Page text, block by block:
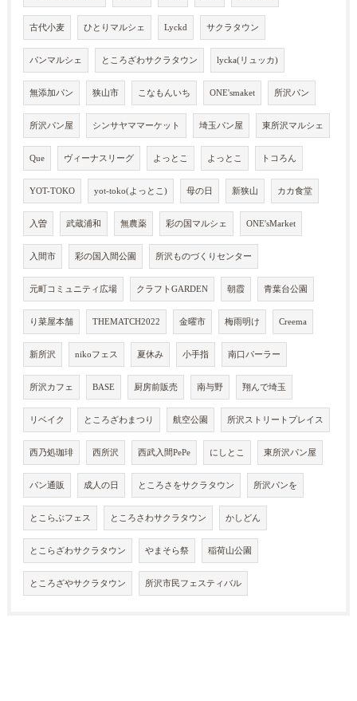
古代小麦 ひとりマルシェ Lyckd サクラタウン
パンマルシェ ところざわサクラタウン lycka(リュッカ)
無添加パン 狭山市 こなもんいち ONE'smaket 所沢パン
所沢パン屋 シンサヤママーケット 埼玉パン屋 東所沢マルシェ
Que ヴィーナスリーグ よっとこ よっとこ トコろん
YOT-TOKO yot-toko(よっとこ) 母の日 新狭山 カカ食堂
入曽 武蔵浦和 無農薬 彩の国マルシェ ONE'sMarket
入間市 彩の国入間公園 所沢ものづくりセンター
元町コミュニティ広場 クラフトGARDEN 朝霞 青葉台公園
り菜屋本舗 THEMATCH2022 金曜市 梅雨明け Creema
新所沢 nikoフェス 夏休み 小手指 南口パーラー
所沢カフェ BASE 厨房前販売 南与野 翔んで埼玉
リベイク ところざわまつり 航空公園 所沢ストリートプレイス
西乃処珈琲 西所沢 西武入間PePe にしとこ 東所沢パン屋
パン通販 成人の日 ところさをサクラタウン 所沢パンを
とこらぶフェス ところさわサクラタウン かしどん
とこらざわサクラタウン やまそら祭 稲荷山公園
ところざやサクラタウン 所沢市民フェスティバル